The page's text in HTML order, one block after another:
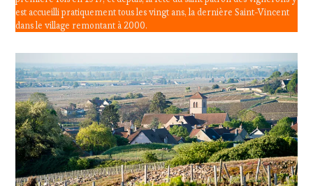
est accueilli pratiquement tous les vingt ans, la dernière Saint-Vincent
dans le village remontant à 2000.